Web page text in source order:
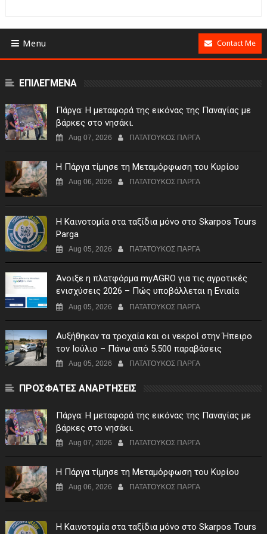
Menu Contact Me
ΕΠΙΛΕΓΜΕΝΑ
Πάργα: Η μεταφορά της εικόνας της Παναγίας με
βάρκες στο νησάκι.
Aug 07, 2026 ΠΑΤΑΤΟΥΚΟΣ ΠΑΡΓΑ
Η Πάργα τίμησε τη Μεταμόρφωση του Κυρίου
Aug 06, 2026 ΠΑΤΑΤΟΥΚΟΣ ΠΑΡΓΑ
Η Καινοτομία στα ταξίδια μόνο στο Skarpos Tours
Parga
Aug 05, 2026 ΠΑΤΑΤΟΥΚΟΣ ΠΑΡΓΑ
Άνοιξε η πλατφόρμα myAGRO για τις αγροτικές
ενισχύσεις 2026 – Πώς υποβάλλεται η Ενιαία
Αίτηση Ενίσχυσης
Aug 05, 2026 ΠΑΤΑΤΟΥΚΟΣ ΠΑΡΓΑ
Αυξήθηκαν τα τροχαία και οι νεκροί στην Ήπειρο
τον Ιούλιο – Πάνω από 5.500 παραβάσεις
Aug 05, 2026 ΠΑΤΑΤΟΥΚΟΣ ΠΑΡΓΑ
ΠΡΟΣΦΑΤΕΣ ΑΝΑΡΤΗΣΕΙΣ
Πάργα: Η μεταφορά της εικόνας της Παναγίας με
βάρκες στο νησάκι.
Aug 07, 2026 ΠΑΤΑΤΟΥΚΟΣ ΠΑΡΓΑ
Η Πάργα τίμησε τη Μεταμόρφωση του Κυρίου
Aug 06, 2026 ΠΑΤΑΤΟΥΚΟΣ ΠΑΡΓΑ
Η Καινοτομία στα ταξίδια μόνο στο Skarpos Tours